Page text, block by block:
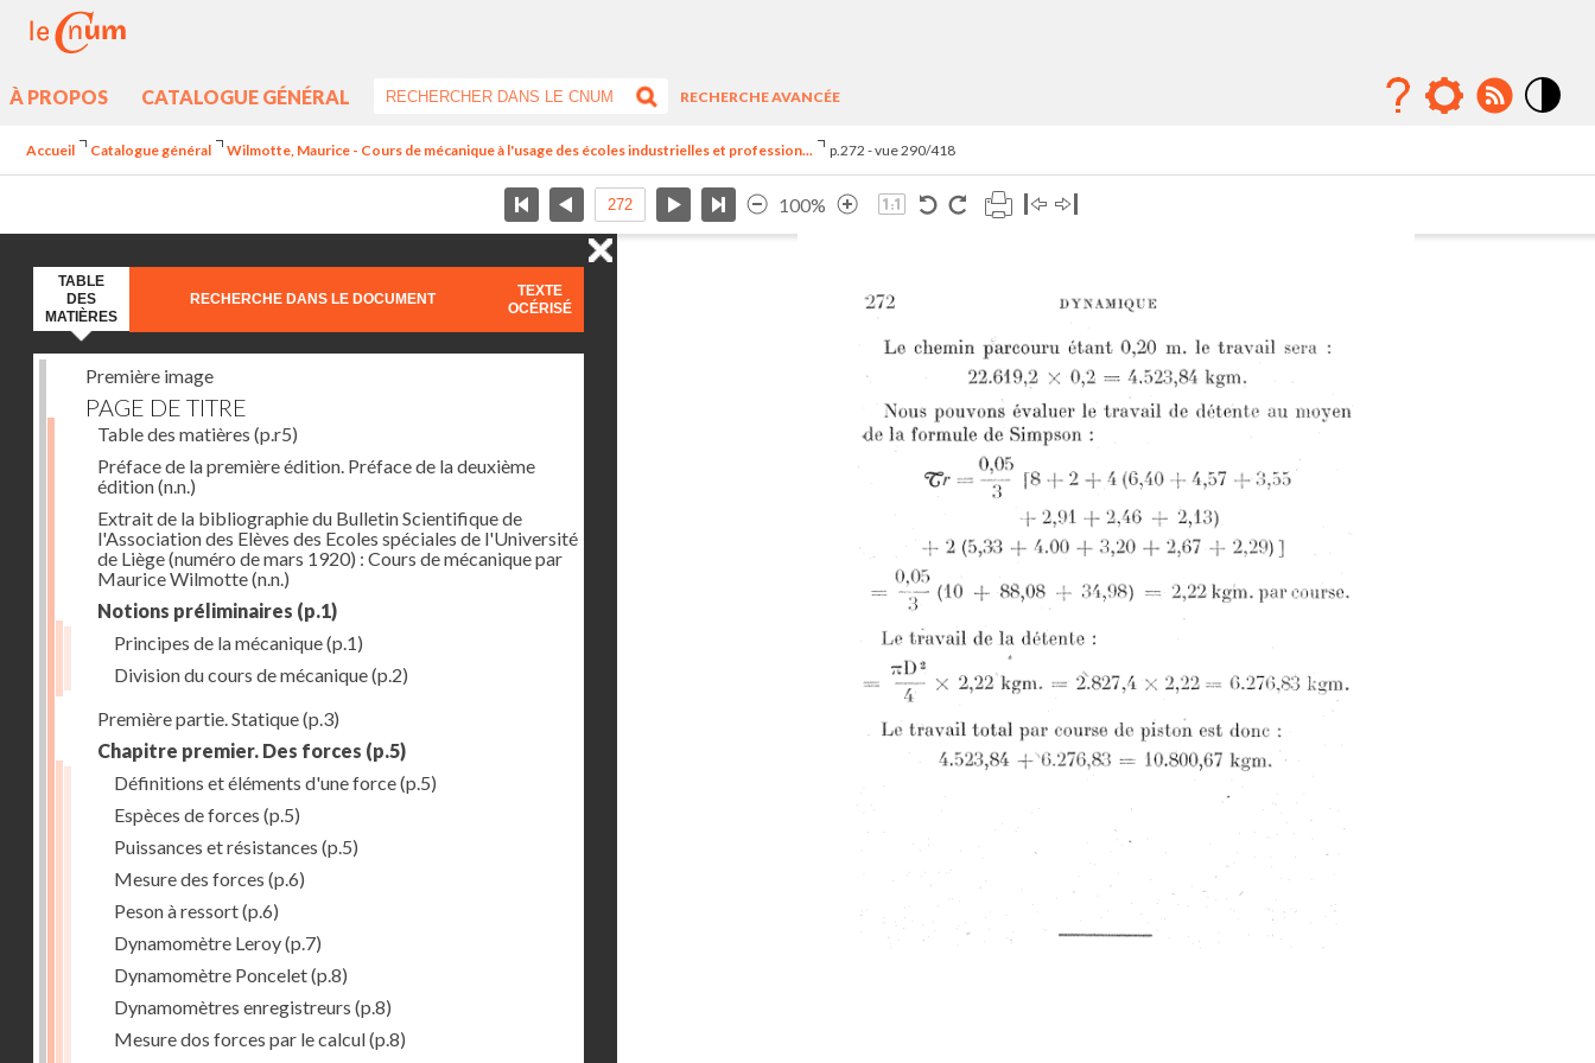
À PROPOS CATALOGUE GÉNÉRAL
RECHERCHE AVANCÉE
Accueil Catalogue général Wilmotte, Maurice - Cours de mécanique à l'usage des écoles industrielles et profession... p.272 - vue 290/418
100%
TABLE
DES
MATIÈRES
RECHERCHE DANS LE DOCUMENT
TEXTE
OCÉRISÉ
Première image
PAGE DE TITRE
Table des matières (p.r5)
Préface de la première édition. Préface de la deuxième
édition(n.n.)
Extrait de la bibliographie du Bulletin Scientifique de
l'Association des Elèves des Ecoles spéciales de l'Université
de Liège (numéro de mars 1920) : Cours de mécanique par
Maurice Wilmotte(n.n.)
Notions préliminaires (p.1)
Principes de la mécanique(p.1)
Division du cours de mécanique(p.2)
Première partie. Statique(p.3)
Chapitre premier. Des forces (p.5)
Définitions et éléments d'une force(p.5)
Espèces de forces (p.5)
Puissances et résistances (p.5)
Mesure des forces (p.6)
Peson à ressort(p.6)
Dynamomètre Leroy(p.7)
Dynamomètre Poncelet(p.8)
Dynamomètres enregistreurs (p.8)
Mesure dos forces par le calcul(p.8)